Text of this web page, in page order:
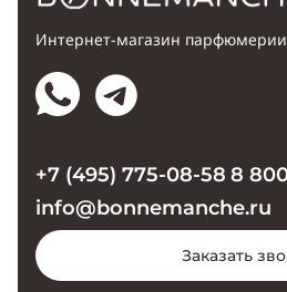
Интернет-магазин парфюмерии
+7 (495) 775-08-58 8
info@bonnemanche.ru
Заказать